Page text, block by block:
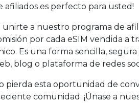
afiliados es perfecto para usted!
unirte a nuestro programa de
por cada eSIM vendida a
Es una forma sencilla,
blog o plataforma de redes
pierda esta oportunidad de
comunidad. ¡Únase a